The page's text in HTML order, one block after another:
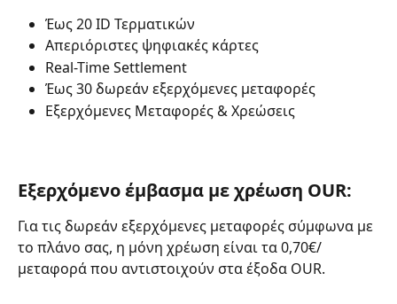
Έως 20 ID Τερματικών
Απεριόριστες ψηφιακές κάρτες
Real-Time Settlement
Έως 30 δωρεάν εξερχόμενες μεταφορές
Εξερχόμενες Μεταφορές & Χρεώσεις
Εξερχόμενο έμβασμα με χρέωση OUR:
Για τις δωρεάν εξερχόμενες μεταφορές σύμφωνα με
το πλάνο σας, η μόνη χρέωση είναι τα 0,70€/
μεταφορά που αντιστοιχούν στα έξοδα OUR.